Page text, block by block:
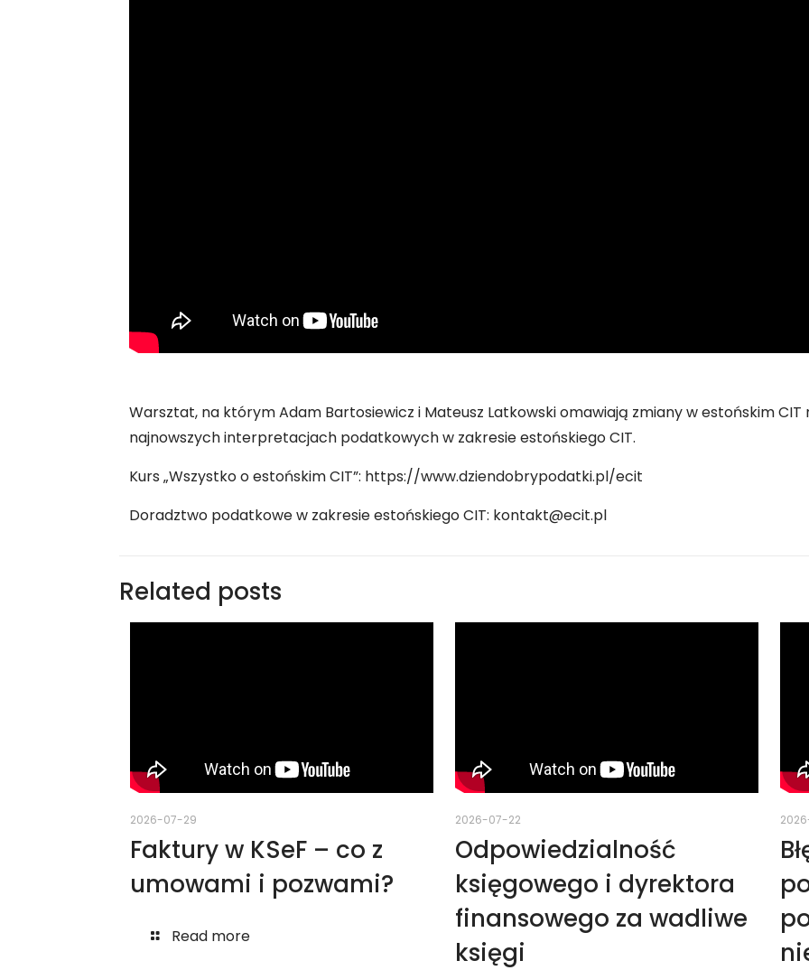
Warsztat, na którym Adam Bartosiewicz i Mateusz Latkowski omawiają zmiany w estońskim
najnowszych interpretacjach podatkowych w zakresie estońskiego CIT.
Kurs „Wszystko o estońskim CIT”: https://www.dziendobrypodatki.pl/ecit
Doradztwo podatkowe w zakresie estońskiego CIT: kontakt@ecit.pl
Related posts
2026-07-29
Faktury w KSeF – co z
umowami i pozwami?
Read more
2026-07-22
Odpowiedzialność
księgowego i dyrektora
finansowego za wadliwe
księgi